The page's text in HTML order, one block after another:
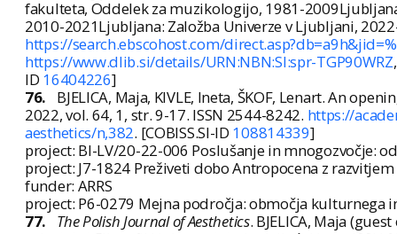
fakulteta, Oddelek za muzikologijo, 1981-
2010-2021Ljubljana: Založba Univerze v Ljubljani,
https://search.ebscohost.com/
https://www.dlib.si/details/URN:NBN:SI:spr-TGP90WRZ
ID 16404226]
76.
BJELICA, Maja, KIVLE, Ineta, ŠKOF, Lenart. An
2022, vol. 64, 1, str. 9-17. ISSN 2544-8242. https://
aesthetics/n,382. [COBISS.SI-ID 108814339]
project: BI-LV/20-22-006 Poslušanje in mnogozvočje:
project: J7-1824 Preživeti dobo Antropocena z
funder: ARRS
project: P6-0279 Mejna področja: območja kulturnega
77.
The Polish Journal of Aesthetics. BJELICA, Maja